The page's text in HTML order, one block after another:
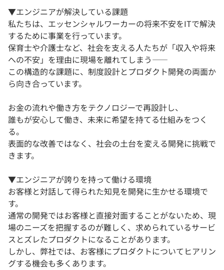
▼エンジニアが解決している課題
私たちは、エッセンシャルワーカーの将来不安をITで解決
するために事業を行っています。
保育士や介護士など、社会を支える人たちが「収入や将来
への不安」を理由に現場を離れてしまう――
この構造的な課題に、制度設計とプロダクト開発の両面か
ら向き合っています。
お金の流れや働き方をテクノロジーで再設計し、
誰もが安心して働き、未来に希望を持てる仕組みをつく
る。
表面的な改善ではなく、社会の土台を変える開発に挑戦で
きます。
▼エンジニアが誇りを持って働ける環境
お客様と対話して得られた知見を開発に生かせる環境で
す。
通常の開発ではお客様と直接対面することがないため、現
場のニーズを把握するのが難しく、求められているサービ
スとズレたプロダクトになることがあります。
しかし、弊社では、お客様にプロダクトについてヒアリン
グする機会も多くあります。